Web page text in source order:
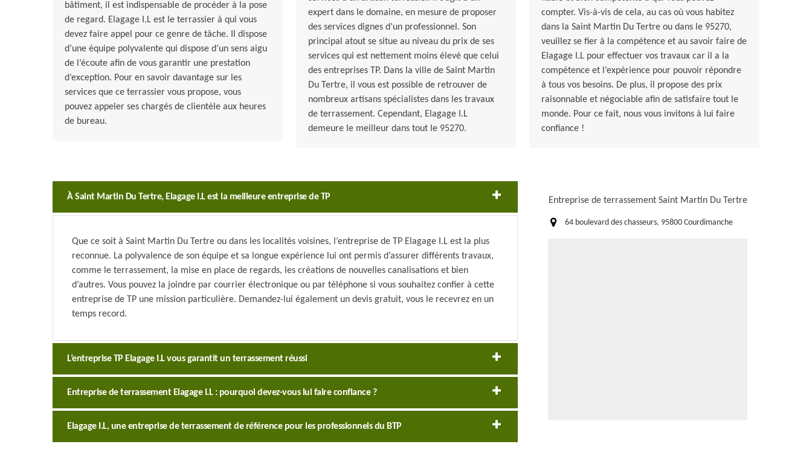
bâtiment, il est indispensable de procéder à la pose
de regard. Elagage I.L est le terrassier à qui vous
devez faire appel pour ce genre de tâche. Il dispose
d’une équipe polyvalente qui dispose d’un sens aigu
de l’écoute afin de vous garantir une prestation
d’exception. Pour en savoir davantage sur les
services que ce terrassier vous propose, vous
pouvez appeler ses chargés de clientèle aux heures
de bureau.
expert dans le domaine, en mesure de proposer
des services dignes d’un professionnel. Son
principal atout se situe au niveau du prix de ses
services qui est nettement moins élevé que celui
des entreprises TP. Dans la ville de Saint Martin
Du Tertre, il vous est possible de retrouver de
nombreux artisans spécialistes dans les travaux
de terrassement. Cependant, Elagage I.L
demeure le meilleur dans tout le 95270.
compter. Vis-à-vis de cela, au cas où vous habitez
dans la Saint Martin Du Tertre ou dans le 95270,
veuillez se fier à la compétence et au savoir faire de
Elagage I.L pour effectuer vos travaux car il a la
compétence et l’expérience pour pouvoir répondre
à tous vos besoins. De plus, il propose des prix
raisonnable et négociable afin de satisfaire tout le
monde. Pour ce fait, nous vous invitons à lui faire
confiance !
À Saint Martin Du Tertre, Elagage I.L est la meilleure entreprise de TP
Que ce soit à Saint Martin Du Tertre ou dans les localités voisines, l’entreprise de TP Elagage I.L est la plus
reconnue. La polyvalence de son équipe et sa longue expérience lui ont permis d’assurer différents travaux,
comme le terrassement, la mise en place de regards, les créations de nouvelles canalisations et bien
d’autres. Vous pouvez la joindre par courrier électronique ou par téléphone si vous souhaitez confier à cette
entreprise de TP une mission particulière. Demandez-lui également un devis gratuit, vous le recevrez en un
temps record.
L’entreprise TP Elagage I.L vous garantit un terrassement réussi
Entreprise de terrassement Elagage I.L : pourquoi devez-vous lui faire confiance ?
Elagage I.L, une entreprise de terrassement de référence pour les professionnels du BTP
Entreprise de terrassement Saint Martin Du Tertre
64 boulevard des chasseurs, 95800 Courdimanche